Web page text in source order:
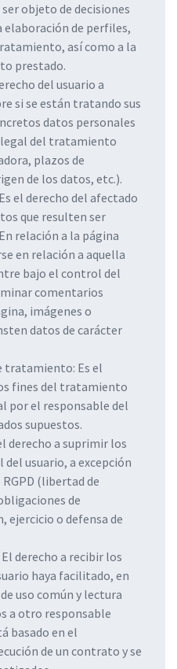
objeto de decisiones
de perfiles,
así como a la
prestado.
del usuario a
si se están tratando sus
datos personales
del tratamiento
plazos de
de los datos, etc.).
el derecho del afectado
que resulten ser
relación a la página
en relación a aquella
bajo el control del
comentarios
imágenes o
datos de carácter
tratamiento: Es el
fines del tratamiento
por el responsable del
supuestos.
derecho a suprimir los
usuario, a excepción
(libertad de
de
ejercicio o defensa de
derecho a recibir los
haya facilitado, en
uso común y lectura
a otro responsable
basado en el
de un contrato y se